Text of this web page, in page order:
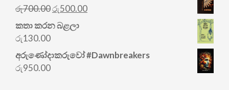
රු700.00Original
price
was:
රු500.00Current
කතා කරන බළලා
රු130.00
අරු‍ණෝදාකරුවෝ #Dawnbreakers
රු950.00